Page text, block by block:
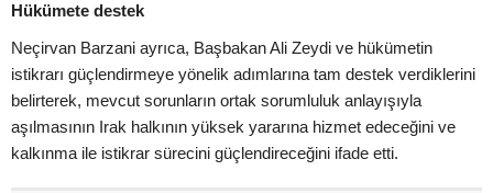
Hükümete destek
Neçirvan Barzani ayrıca, Başbakan Ali Zeydi ve hükümetin
istikrarı güçlendirmeye yönelik adımlarına tam destek verdiklerini
belirterek, mevcut sorunların ortak sorumluluk anlayışıyla
aşılmasının Irak halkının yüksek yararına hizmet edeceğini ve
kalkınma ile istikrar sürecini güçlendireceğini ifade etti.